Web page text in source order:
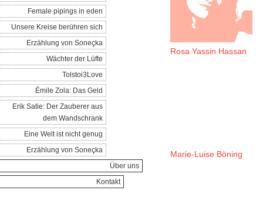
Female pipings in eden
Unsere Kreise berühren sich
Erzählung von Soneçka
Wächter der Lüfte
Tolstoi3Love
Émile Zola: Das Geld
Erik Satie: Der Zauberer aus
dem Wandschrank
Eine Welt ist nicht genug
Erzählung von Soneçka
Über uns
Kontakt
Rosa Yassin Hassan
Marie-Luise Böning